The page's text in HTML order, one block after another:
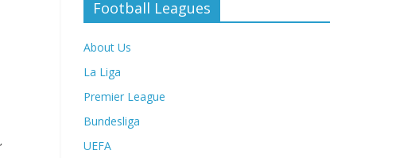
Football Leagues
About Us
La Liga
Premier League
Bundesliga
UEFA